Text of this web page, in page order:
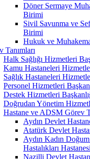
Döner Sermaye
Birimi
Sivil Savunma ve
Birimi
Hukuk ve
Tanımları
Halk Sağlığı Hizmetleri
Kamu Hastaneleri
Sağlık Hastaneleri
Personel Hizmetleri
Destek Hizmetleri
Doğrudan Yönetim
Hastane ve ADSM Görev
Aydın Devlet
Atatürk Devlet
Aydın Kadın
Hastalıkları Hastanesi
Nazilli Devlet